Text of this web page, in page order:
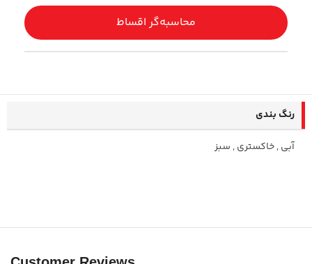
محاسبه‌گر اقساط
رنگ بندی
آبی,خاکستری,سبز